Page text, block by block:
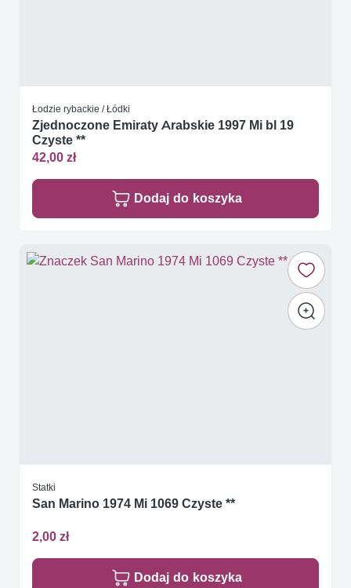
Łodzie rybackie / Łódki
Zjednoczone Emiraty Arabskie 1997 Mi bl 19
Czyste **
42,00 zł
Dodaj do koszyka
Statki
San Marino 1974 Mi 1069 Czyste **
2,00 zł
Dodaj do koszyka